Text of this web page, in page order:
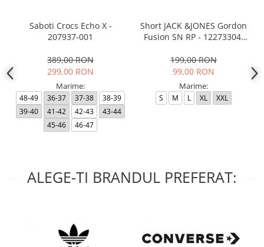
Saboti Crocs Echo X -
207937-001
389,00 RON
299,00 RON
Marime:
48-49 36-37 37-38
38-39
39-40
41-42 42-43
43-44
45-46
46-47
Short JACK &JONES Gordon
Fusion SN RP - 12273304-
199,00 RON
99,00 RON
Marime:
S M L XL XXL
ALEGE-TI BRANDUL PREFERAT: